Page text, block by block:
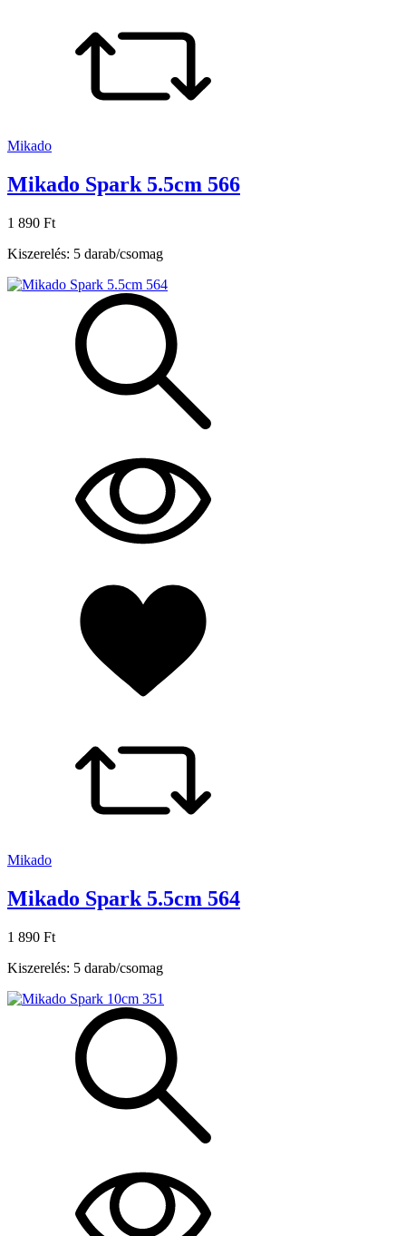
Mikado
Mikado Spark 5.5cm 566
1 890 Ft
Kiszerelés: 5 darab/csomag
Mikado
Mikado Spark 5.5cm 564
1 890 Ft
Kiszerelés: 5 darab/csomag